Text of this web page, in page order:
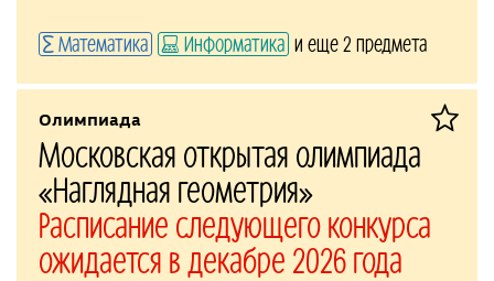
Математика Информатика и еще 2 предмета
Олимпиада
Московская открытая олимпиада
«Наглядная геометрия»
Расписание следующего конкурса
ожидается в декабре 2026 года